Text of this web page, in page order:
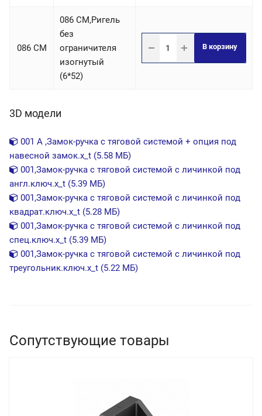
086 СM
086 СM,Ригель
без
ограничителя
изогнутый
(6*52)
В корзину
3D модели
001 А ,Замок-ручка с тяговой системой + опция под
навесной замок.x_t (5.58 МБ)
001,Замок-ручка с тяговой системой с личинкой под
англ.ключ.x_t (5.39 МБ)
001,Замок-ручка с тяговой системой с личинкой под
квадрат.ключ.x_t (5.28 МБ)
001,Замок-ручка с тяговой системой с личинкой под
спец.ключ.x_t (5.39 МБ)
001,Замок-ручка с тяговой системой с личинкой под
треугольник.ключ.x_t (5.22 МБ)
Сопутствующие товары